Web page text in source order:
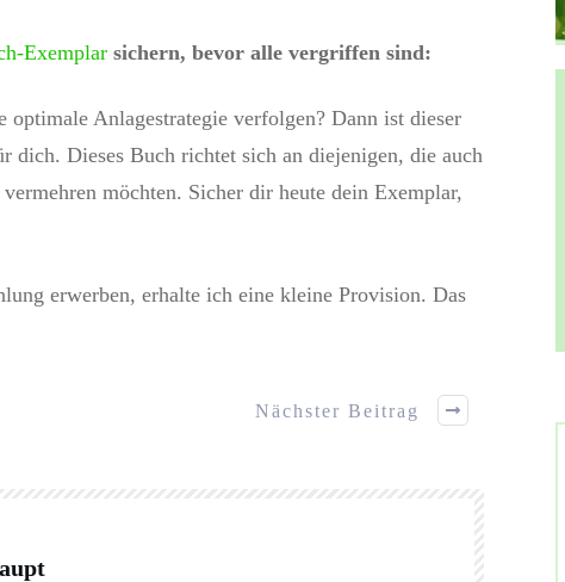
Exemplar sichern, bevor alle vergriffen sind:
optimale Anlagestrategie verfolgen? Dann ist dieser
dich. Dieses Buch richtet sich an diejenigen, die auch
möchten. Sicher dir heute dein Exemplar,
erwerben, erhalte ich eine kleine Provision. Das
Nächster Beitrag